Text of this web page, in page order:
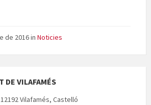
de 2016in Noticies
DE VILAFAMÉS
Vilafamés, Castelló